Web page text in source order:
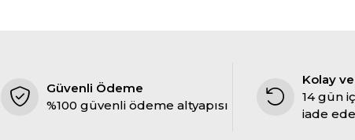
Güvenli Ödeme
%100 güvenli ödeme altyapısı
Kolay
14 gün
iade